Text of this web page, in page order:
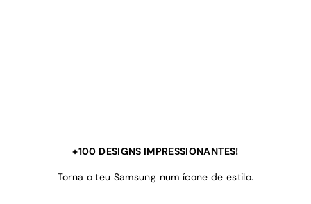
+100 DESIGNS IMPRESSIONANTES!
Torna o teu Samsung num ícone de estilo.